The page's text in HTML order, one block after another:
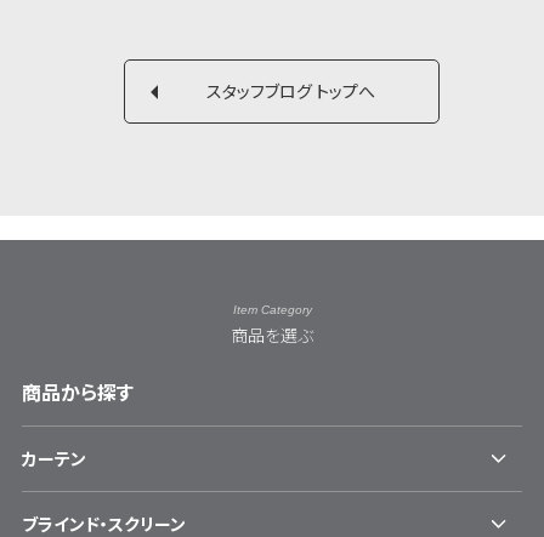
スタッフブログ トップへ
Item Category
商品を選ぶ
商品から探す
カーテン
ブラインド・スクリーン